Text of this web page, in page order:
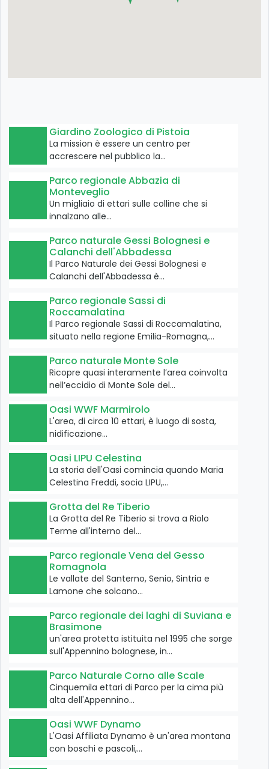
Giardino Zoologico di Pistoia
La mission è essere un centro per
accrescere nel pubblico la…
Parco regionale Abbazia di
Monteveglio
Un migliaio di ettari sulle colline che si
innalzano alle…
Parco naturale Gessi Bolognesi e
Calanchi dell'Abbadessa
Il Parco Naturale dei Gessi Bolognesi e
Calanchi dell'Abbadessa è…
Parco regionale Sassi di
Roccamalatina
Il Parco regionale Sassi di Roccamalatina,
situato nella regione Emilia-Romagna,…
Parco naturale Monte Sole
Ricopre quasi interamente l’area coinvolta
nell’eccidio di Monte Sole del…
Oasi WWF Marmirolo
L'area, di circa 10 ettari, è luogo di sosta,
nidificazione…
Oasi LIPU Celestina
La storia dell'Oasi comincia quando Maria
Celestina Freddi, socia LIPU,…
Grotta del Re Tiberio
La Grotta del Re Tiberio si trova a Riolo
Terme all'interno del…
Parco regionale Vena del Gesso
Romagnola
Le vallate del Santerno, Senio, Sintria e
Lamone che solcano…
Parco regionale dei laghi di Suviana e
Brasimone
un'area protetta istituita nel 1995 che sorge
sull'Appennino bolognese, in…
Parco Naturale Corno alle Scale
Cinquemila ettari di Parco per la cima più
alta dell'Appennino…
Oasi WWF Dynamo
L'Oasi Affiliata Dynamo è un'area montana
con boschi e pascoli,…